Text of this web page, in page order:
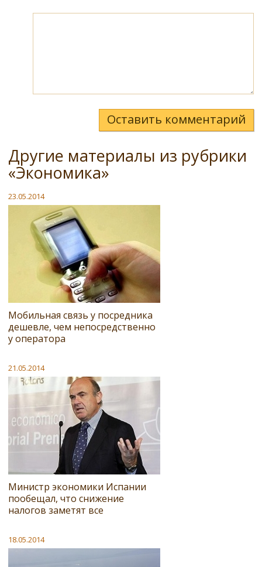
Оставить комментарий
Другие материалы из рубрики
«Экономика»
23.05.2014
Мобильная связь у посредника
дешевле, чем непосредственно
у оператора
21.05.2014
Министр экономики Испании
пообещал, что снижение
налогов заметят все
18.05.2014